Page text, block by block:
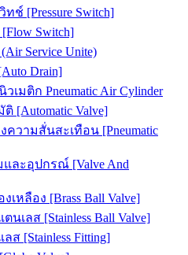
ทช์ [Pressure Switch]
Switch]
Service Unite)
Drain]
เมติก Pneumatic Air Cylinder
[Automatic Valve]
วามสั่นสะเทือน [Pneumatic
ละอุปกรณ์ [Valve And
เหลือง [Brass Ball Valve]
นเลส [Stainless Ball Valve]
ส [Stainless Fitting]